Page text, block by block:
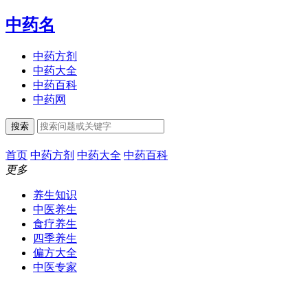
中药名
中药方剂
中药大全
中药百科
中药网
搜索
首页 中药方剂 中药大全 中药百科
更多
养生知识
中医养生
食疗养生
四季养生
偏方大全
中医专家